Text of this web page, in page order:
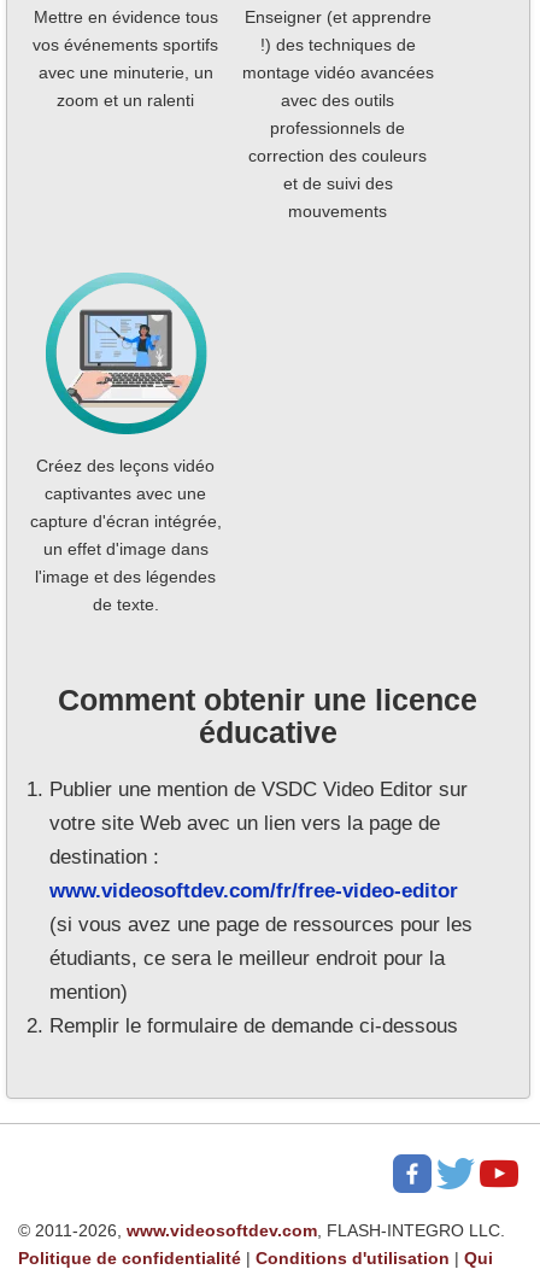
Mettre en évidence tous
vos événements sportifs
avec une minuterie, un
zoom et un ralenti
Enseigner (et apprendre
!) des techniques de
montage vidéo avancées
avec des outils
professionnels de
correction des couleurs
et de suivi des
mouvements
Créez des leçons vidéo
captivantes avec une
capture d'écran intégrée,
un effet d'image dans
l'image et des légendes
de texte.
Comment obtenir une licence
éducative
Publier une mention de VSDC Video Editor sur
votre site Web avec un lien vers la page de
destination :
www.videosoftdev.com/fr/free-video-editor
(si vous avez une page de ressources pour les
étudiants, ce sera le meilleur endroit pour la
mention)
Remplir le formulaire de demande ci-dessous
© 2011-2026, www.videosoftdev.com , FLASH-INTEGRO LLC.
Politique de confidentialité | Conditions d'utilisation | Qui